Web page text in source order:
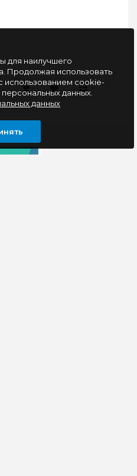
для наилучшего
Продолжая использовать
использованием cookie-
данных.
данных